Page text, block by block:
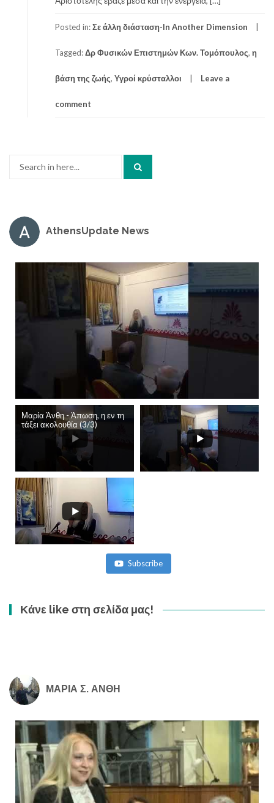
Posted in:Σε άλλη διάσταση-In Another Dimension
Tagged:Δρ Φυσικών Επιστημών Κων. Τομόπουλος, η
βάση της ζωής, Υγροί κρύσταλλοι Leave a
comment
AthensUpdate News
Μαρία Άνθη - Άπωση, η εν τη
τάξει ακολουθία (3/3)
Subscribe
Κάνε like στη σελίδα μας!
ΜΑΡΙΑ Σ. ΑΝΘΗ